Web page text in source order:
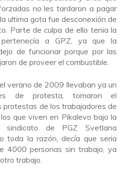
no les tardaron a pagar
ultima gota fue desconexión de
Parte de culpa de ello tenia la
a GPZ, ya que la
de funcionar porque por las
de proveer el combustible.
verano de 2009 llevaban ya un
de protesta, tomaron el
protestas de los trabajadores de
que viven en Pikalevo bajo la
de PGZ Svetlana
toda la razón, decía que seria
4000 personas sin trabajo, ya
trabajo.